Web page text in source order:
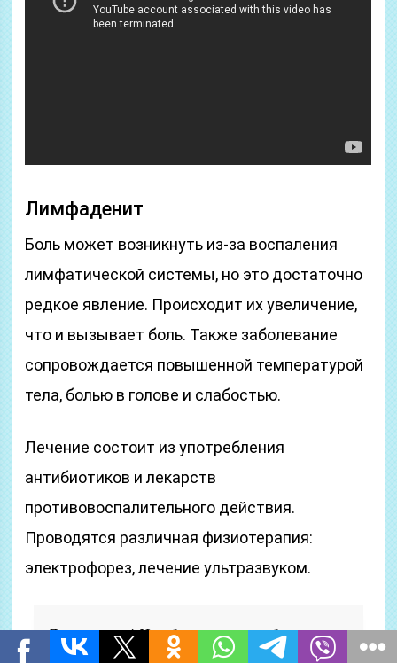
Лимфаденит
Боль может возникнуть из-за воспаления
лимфатической системы, но это достаточно
редкое явление. Происходит их увеличение,
что и вызывает боль. Также заболевание
сопровождается повышенной температурой
тела, болью в голове и слабостью.
Лечение состоит из употребления
антибиотиков и лекарств
противовоспалительного действия.
Проводятся различная физиотерапия:
электрофорез, лечение ультразвуком.
Для справки! Чтобы не вызвало боль в